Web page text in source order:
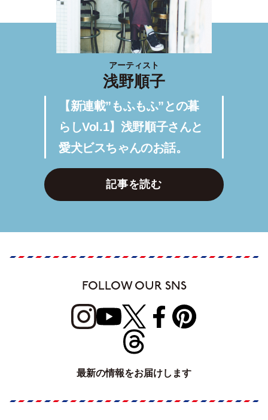
アーティスト
浅野順子
【新連載”もふもふ”との暮
らしVol.1】浅野順子さんと
愛犬ビスちゃんのお話。
記事を読む
FOLLOW OUR SNS
最新の情報をお届けします